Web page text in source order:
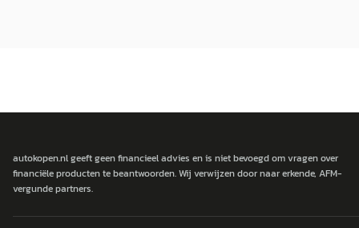
autokopen.nl geeft geen financieel advies en is niet bevoegd om vragen over
financiële producten te beantwoorden. Wij verwijzen door naar erkende, AFM-
vergunde partners.